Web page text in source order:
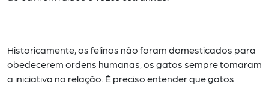
Historicamente, os felinos não foram domesticados para
obedecerem ordens humanas, os gatos sempretomaram
a iniciativa na relação. É preciso entender que gatos